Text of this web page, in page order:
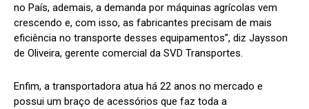
no País, ademais, a demanda por máquinas agrícolas vem
crescendo e, com isso, as fabricantes precisam de mais
eficiência no transporte desses equipamentos”, diz Jaysson
de Oliveira, gerente comercial da SVD Transportes.
Enfim, a transportadora atua há 22 anos no mercado e
possui um braço de acessórios que faz toda a